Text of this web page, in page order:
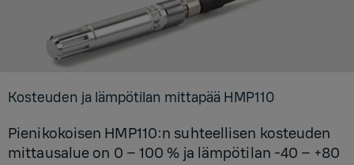
Kos­teu­den ja läm­pö­ti­lan mit­ta­pää HMP110
Pienikokoisen HMP110:n suhteellisen kosteuden
mittausalue on 0 – 100 % ja lämpötilan -40 – +80